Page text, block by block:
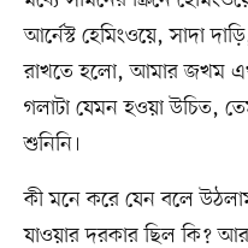
আর্নেস্ট হেমিংওয়ে, সাদা
রাখতে হলো, আমার জখম
গলাটা যেমন হওয়া উচিত,
শুনিনি।
কী মনে করে যেন বলে
যাওয়ার দরকার ছিল কি?